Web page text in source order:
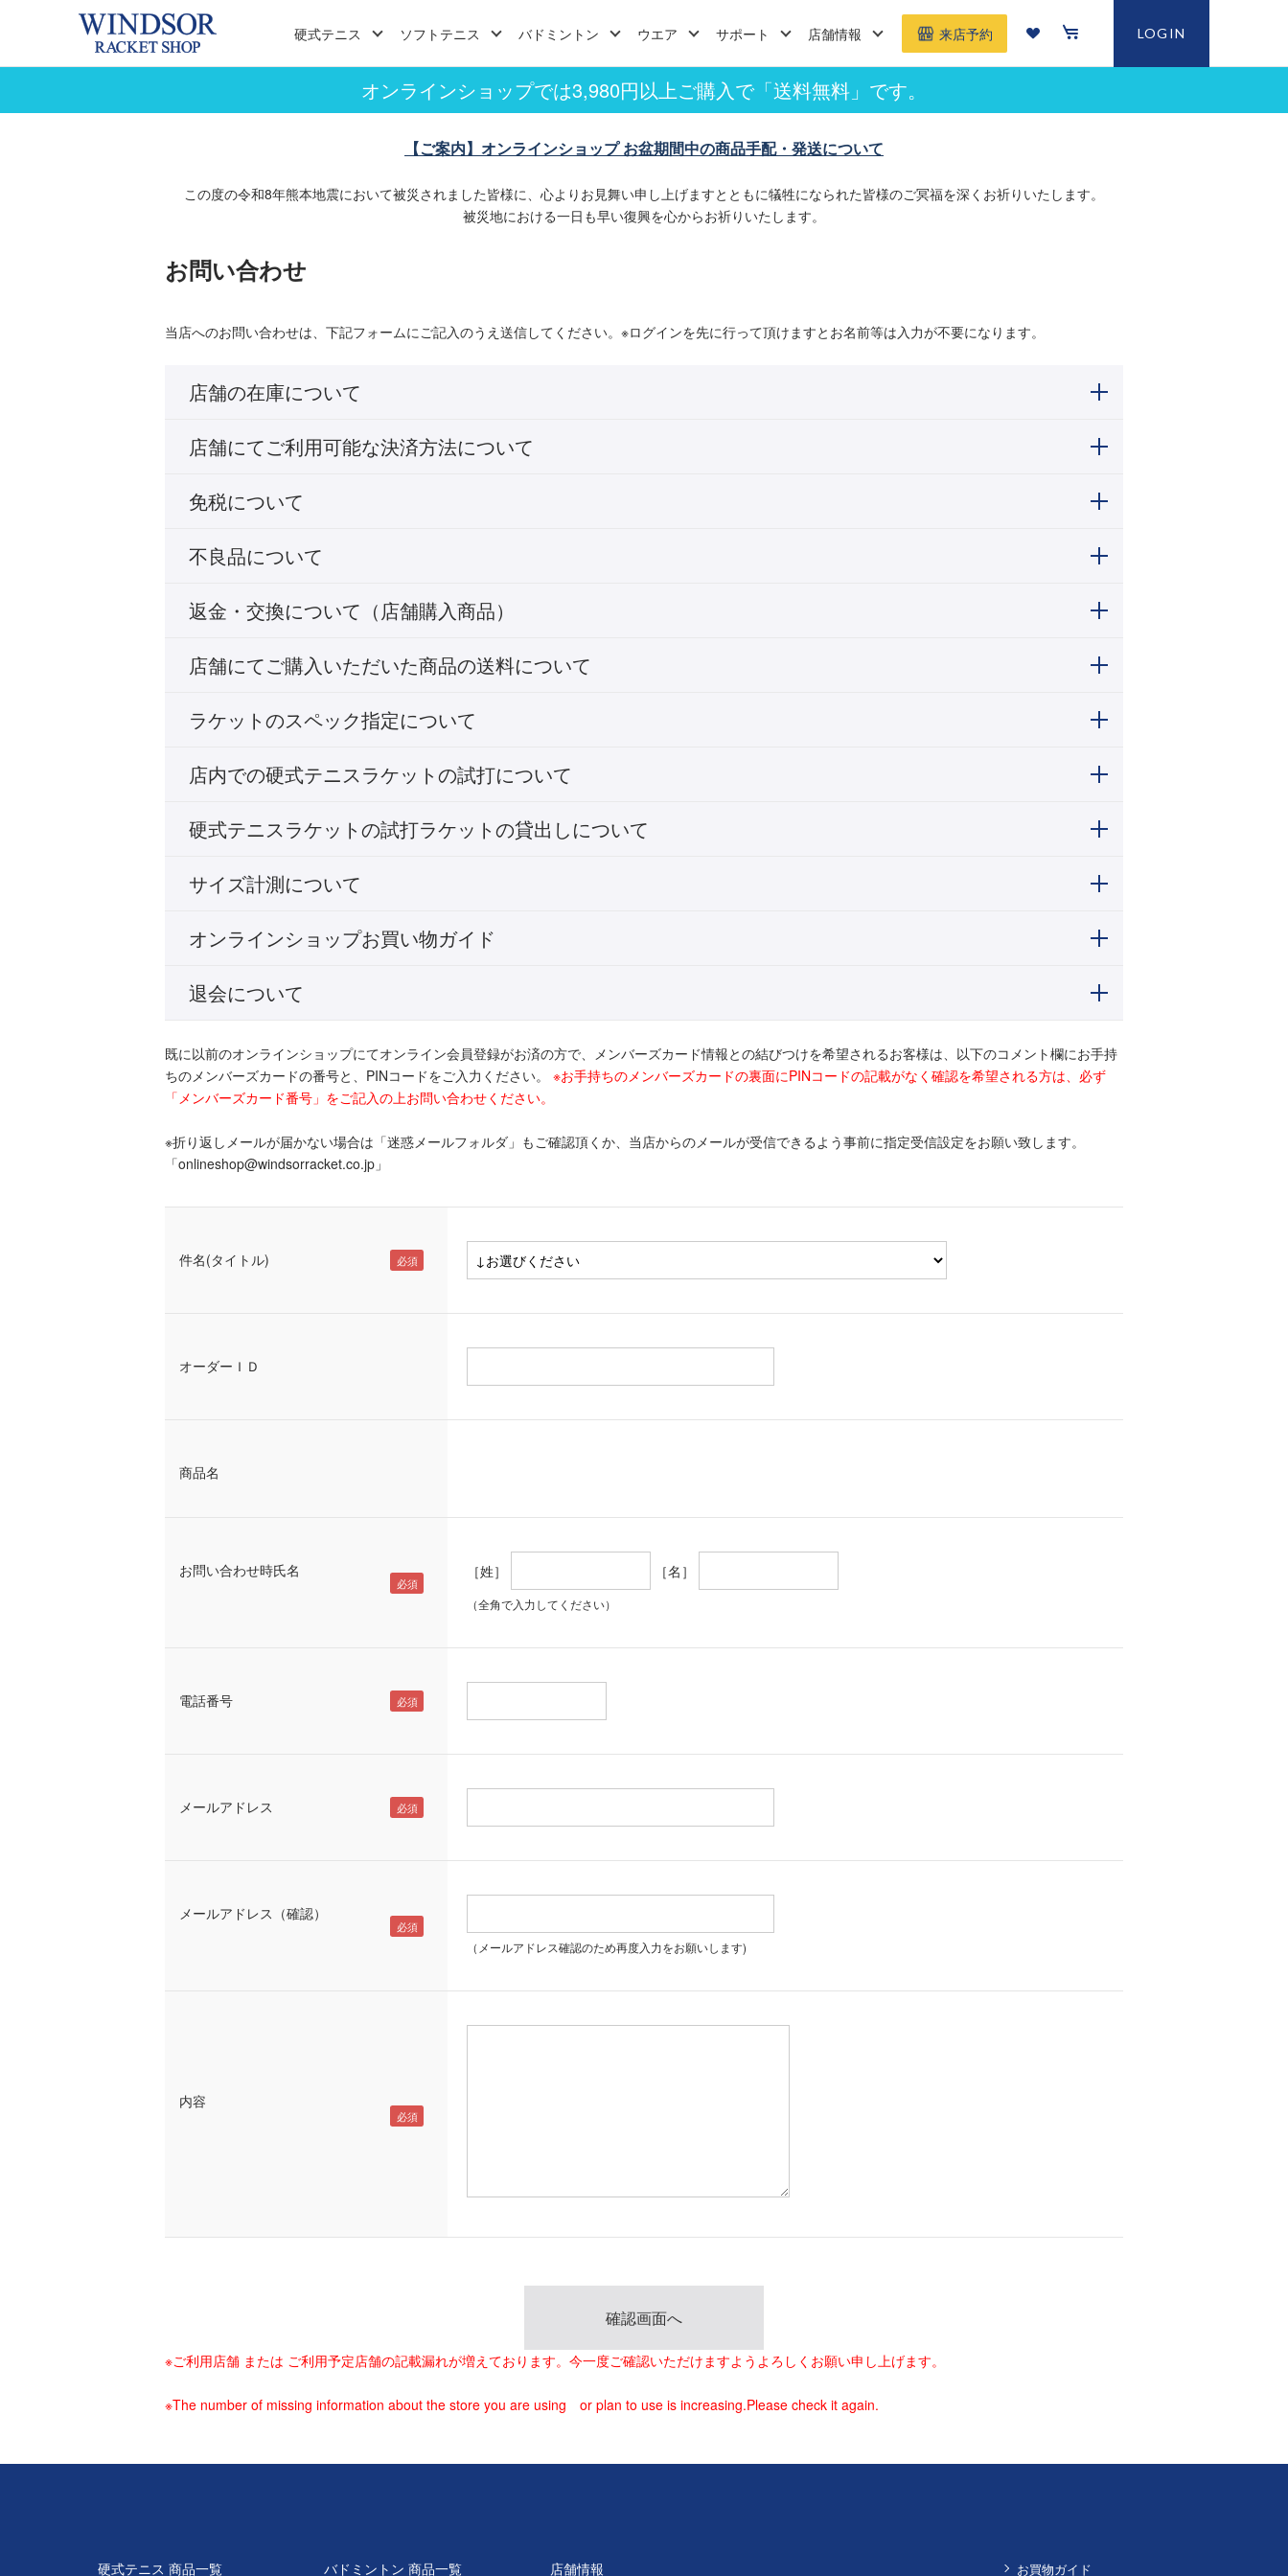
硬式テニス ソフトテニス バドミントン ウエア サポート 店舗情報 来店予約 LOGIN
オンラインショップでは3,980円以上ご購入で「送料無料」です。
【ご案内】オンラインショップ お盆期間中の商品手配・発送について
この度の令和8年熊本地震において被災されました皆様に、心よりお見舞い申し上げますとともに犠牲になられた皆様のご冥福を深くお祈りいたします。
被災地における一日も早い復興を心からお祈りいたします。
お問い合わせ
当店へのお問い合わせは、下記フォームにご記入のうえ送信してください。※ログインを先に行って頂けますとお名前等は入力が不要になります。
店舗の在庫について
店舗にてご利用可能な決済方法について
免税について
不良品について
返金・交換について（店舗購入商品）
店舗にてご購入いただいた商品の送料について
ラケットのスペック指定について
店内での硬式テニスラケットの試打について
硬式テニスラケットの試打ラケットの貸出しについて
サイズ計測について
オンラインショップお買い物ガイド
退会について
既に以前のオンラインショップにてオンライン会員登録がお済の方で、メンバーズカード情報との結びつけを希望されるお客様は、以下のコメント欄にお手持
ちのメンバーズカードの番号と、PINコードをご入力ください。 ※お手持ちのメンバーズカードの裏面にPINコードの記載がなく確認を希望される方は、必ず
「メンバーズカード番号」をご記入の上お問い合わせください。
※折り返しメールが届かない場合は「迷惑メールフォルダ」もご確認頂くか、当店からのメールが受信できるよう事前に指定受信設定をお願い致します。
「onlineshop@windsorracket.co.jp」
件名(タイトル)
オーダーＩＤ
商品名
お問い合わせ時氏名 ［姓］ ［名］
（全角で入力してください）
電話番号
メールアドレス
メールアドレス（確認）
（メールアドレス確認のため再度入力をお願いします)
内容
※ご利用店舗 または ご利用予定店舗の記載漏れが増えております。今一度ご確認いただけますようよろしくお願い申し上げます。
※The number of missing information about the store you are using or plan to use is increasing.Please check it again.
硬式テニス 商品一覧 バドミントン 商品一覧 店舗情報 お買物ガイド